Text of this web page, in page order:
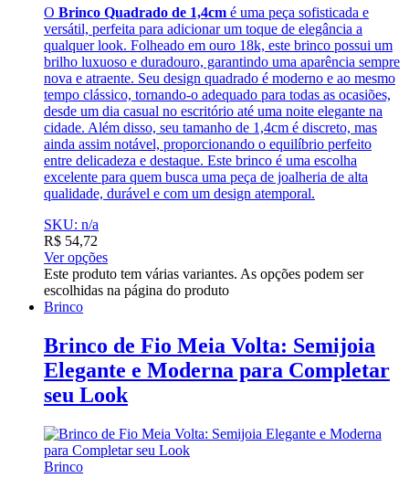
O Brinco Quadrado de 1,4cm é uma peça sofisticada e
versátil, perfeita para adicionar um toque de elegância a
qualquer look. Folheado em ouro 18k, este brinco possui um
brilho luxuoso e duradouro, garantindo uma aparência sempre
nova e atraente. Seu design quadrado é moderno e ao mesmo
tempo clássico, tornando-o adequado para todas as ocasiões,
desde um dia casual no escritório até uma noite elegante na
cidade. Além disso, seu tamanho de 1,4cm é discreto, mas
ainda assim notável, proporcionando o equilíbrio perfeito
entre delicadeza e destaque. Este brinco é uma escolha
excelente para quem busca uma peça de joalheria de alta
qualidade, durável e com um design atemporal.
SKU: n/a
R$ 54,72
Ver opções
Este produto tem várias variantes. As opções podem ser
escolhidas na página do produto
Brinco
Brinco de Fio Meia Volta: Semijoia
Elegante e Moderna para Completar
seu Look
Brinco